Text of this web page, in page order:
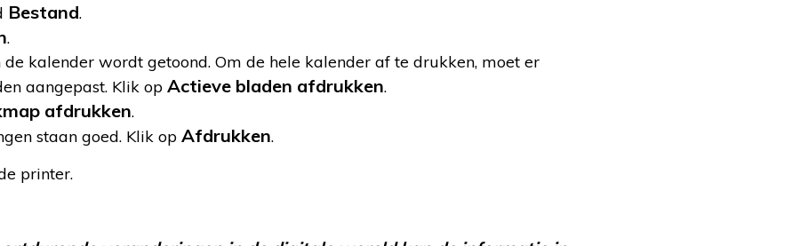
Bestand.
.
de kalender wordt getoond. Om de hele kalender af te drukken, moet er
aangepast. Klik op Actieve bladen afdrukken.
afdrukken.
staan goed. Klik op Afdrukken.
printer.